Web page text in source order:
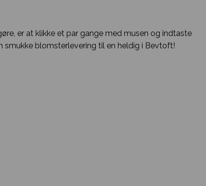
er at klikke et par gange med musen og indtaste
smukke blomsterlevering til en heldig i Bevtoft!